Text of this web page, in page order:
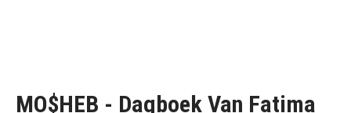
MO$HEB - Dagboek Van Fatima